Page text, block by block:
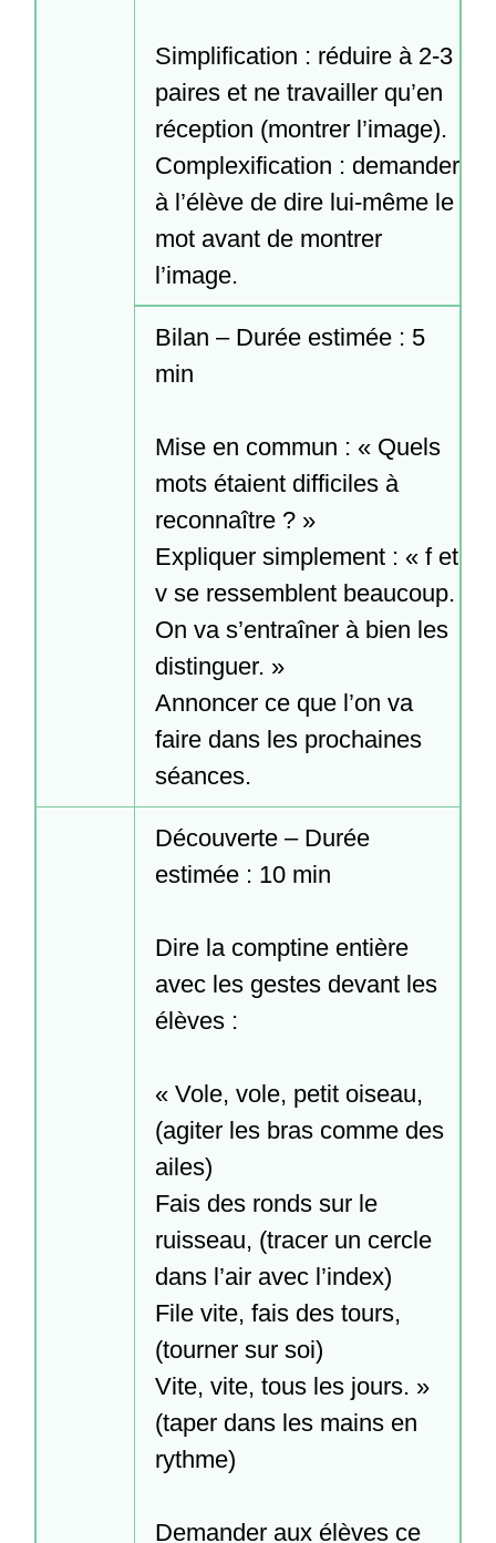
Simplification : réduire à 2-3
paires et ne travailler qu’en
réception (montrer l’image).
Complexification : demander
à l’élève de dire lui-même le
mot avant de montrer
l’image.
Bilan – Durée estimée : 5
min
Mise en commun : « Quels
mots étaient difficiles à
reconnaître ? »
Expliquer simplement : « f et
v se ressemblent beaucoup.
On va s’entraîner à bien les
distinguer. »
Annoncer ce que l’on va
faire dans les prochaines
séances.
Découverte – Durée
estimée : 10 min
Dire la comptine entière
avec les gestes devant les
élèves :
« Vole, vole, petit oiseau,
(agiter les bras comme des
ailes)
Fais des ronds sur le
ruisseau, (tracer un cercle
dans l’air avec l’index)
File vite, fais des tours,
(tourner sur soi)
Vite, vite, tous les jours. »
(taper dans les mains en
rythme)
Demander aux élèves ce